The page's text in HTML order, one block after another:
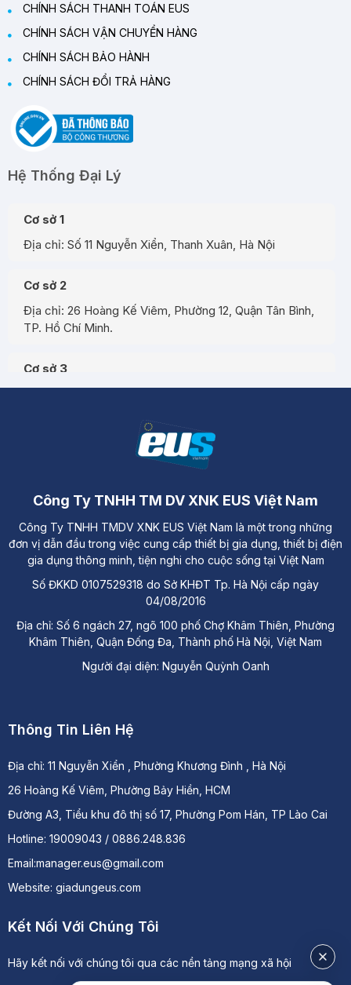
CHÍNH SÁCH THANH TOÁN EUS
CHÍNH SÁCH VẬN CHUYỂN HÀNG
CHÍNH SÁCH BẢO HÀNH
CHÍNH SÁCH ĐỔI TRẢ HÀNG
Hệ Thống Đại Lý
Cơ sở 1
Địa chỉ: Số 11 Nguyễn Xiển, Thanh Xuân, Hà Nội
Cơ sở 2
Địa chỉ: 26 Hoàng Kế Viêm, Phường 12, Quận Tân Bình,
TP. Hồ Chí Minh.
Cơ sở 3
Thông Tin Liên Hệ
Địa chỉ: 11 Nguyễn Xiển , Phường Khương Đình , Hà Nội
26 Hoàng Kế Viêm, Phường Bảy Hiền, HCM
Đường A3, Tiểu khu đô thị số 17, Phường Pom Hán, TP Lào Cai
Hotline: 19009043 / 0886.248.836
Email:manager.eus@gmail.com
Website: giadungeus.com
Công Ty TNHH TM DV XNK EUS Việt Nam
Công Ty TNHH TMDV XNK EUS Việt Nam là một trong những
đơn vị dẫn đầu trong việc cung cấp thiết bị gia dụng, thiết bị điện
gia dụng thông minh, tiện nghi cho cuộc sống tại Việt Nam
Số ĐKKD 0107529318 do Sở KHĐT Tp. Hà Nội cấp ngày
04/08/2016
Địa chỉ: Số 6 ngách 27, ngõ 100 phố Chợ Khâm Thiên, Phường
Khâm Thiên, Quận Đống Đa, Thành phố Hà Nội, Việt Nam
Người đại diện: Nguyễn Quỳnh Oanh
Kết Nối Với Chúng Tôi
Hãy kết nối với chúng tôi qua các nền tảng mạng xã hội